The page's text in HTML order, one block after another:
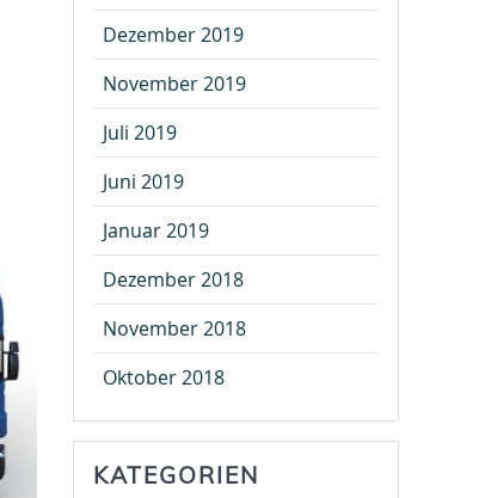
Dezember 2019
November 2019
Juli 2019
Juni 2019
Januar 2019
Dezember 2018
November 2018
Oktober 2018
KATEGORIEN